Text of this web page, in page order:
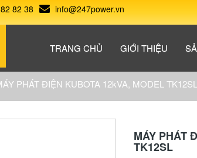
82 38 info@247power.vn
TRANG CHỦ GIỚI THIỆU
PHÁT ĐIỆN KUBOTA 12kVA, MODEL TK12SL
MÁY PHÁT
TK12SL